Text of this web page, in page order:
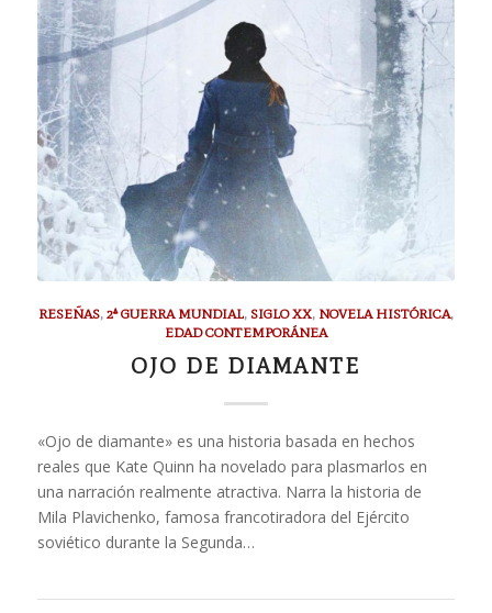
RESEÑAS, 2ª GUERRA MUNDIAL, SIGLO XX, NOVELA HISTÓRICA,
EDAD CONTEMPORÁNEA
OJO DE DIAMANTE
«Ojo de diamante» es una historia basada en hechos
reales que Kate Quinn ha novelado para plasmarlos en
una narración realmente atractiva. Narra la historia de
Mila Plavichenko, famosa francotiradora del Ejército
soviético durante la Segunda…